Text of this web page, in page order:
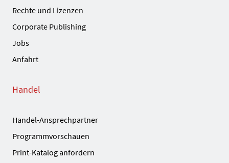
Rechte und Lizenzen
Corporate Publishing
Jobs
Anfahrt
Handel
Handel-Ansprechpartner
Programmvorschauen
Print-Katalog anfordern